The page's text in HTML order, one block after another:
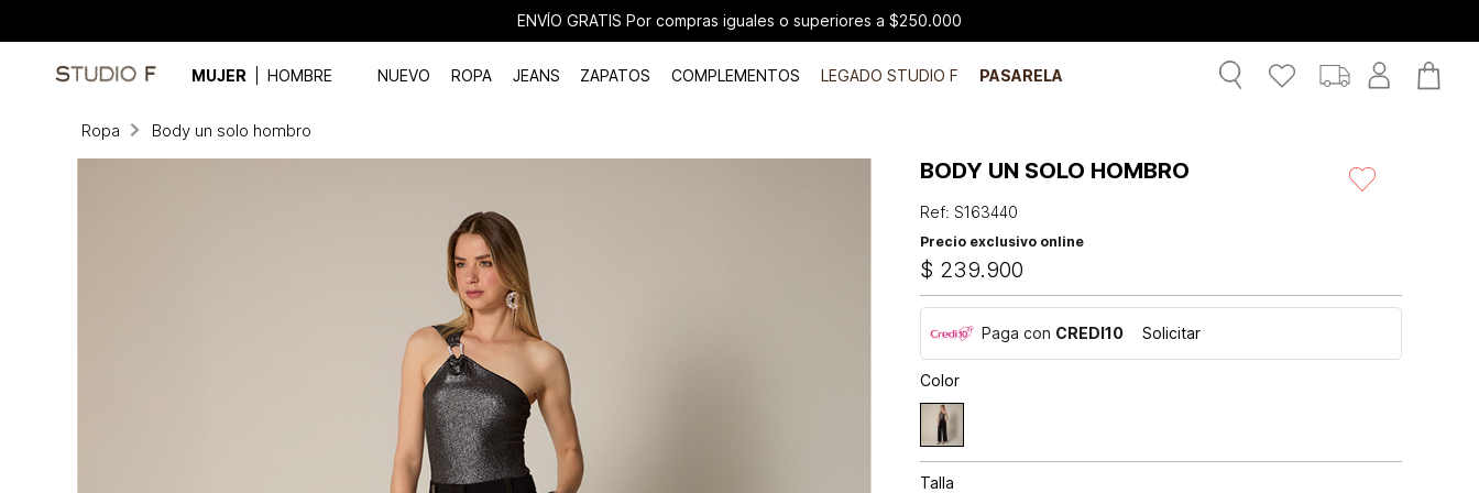
ENVÍO GRATIS Por compras iguales o superiores a $250.000
MUJER HOMBRE NUEVO ROPA JEANS ZAPATOS COMPLEMENTOS LEGADO STUDIO F PASARELA
Ropa Body un solo hombro
BODY UN SOLO HOMBRO
Ref:S163440
Precio exclusivo online
$ 239.900
Paga con CREDI10 Solicitar
Color
Talla